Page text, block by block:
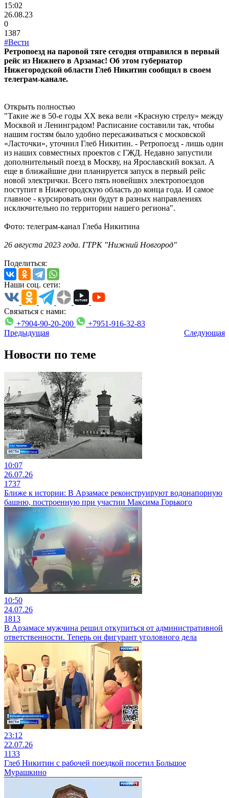
15:02
26.08.23
0
1387
#Вести
Ретропоезд на паровой тяге сегодня отправился в первый
рейс из Нижнего в Арзамас! Об этом губернатор
Нижегородской области Глеб Никитин сообщил в своем
телеграм-канале.
Открыть полностью
"Такие же в 50-е годы XX века вели «Красную стрелу» между
Москвой и Ленинградом! Расписание составили так, чтобы
нашим гостям было удобно пересаживаться с московской
«Ласточки», уточнил Глеб Никитин. - Ретропоезд - лишь один
из наших совместных проектов с ГЖД. Недавно запустили
дополнительный поезд в Москву, на Ярославский вокзал. А
еще в ближайшие дни планируется запуск в первый рейс
новой электрички. Всего пять новейших электропоездов
поступит в Нижегородскую область до конца года. И самое
главное - курсировать они будут в разных направлениях
исключительно по территории нашего региона".
Фото: телеграм-канал Глеба Никитина
26 августа 2023 года. ГТРК "Нижний Новгород"
Поделиться:
Наши соц. сети:
Связаться с нами:
+7904-90-20-200
+7951-916-32-83
Предыдущая
Следующая
Новости по теме
10:07
26.07.26
1737
Ближе к истории: В Арзамасе реконструируют водонапорную
башню, построенную при участии Максима Горького
10:50
24.07.26
1813
В Арзамасе мужчина решил откупиться от административной
ответственности. Теперь он фигурант уголовного дела
23:12
22.07.26
1133
Глеб Никитин с рабочей поездкой посетил Большое
Мурашкино